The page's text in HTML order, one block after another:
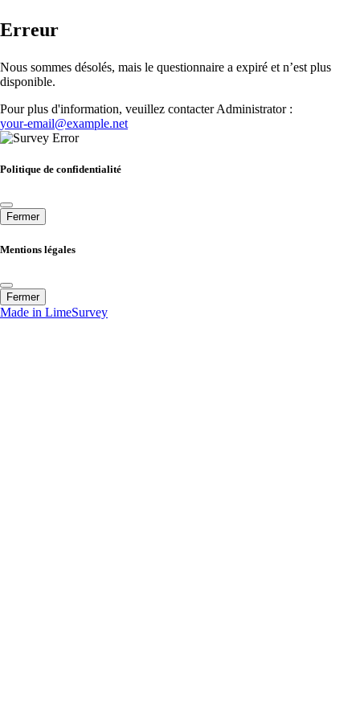
Erreur
Nous sommes désolés, mais le questionnaire a expiré et n’est plus
disponible.
Pour plus d'information, veuillez contacter Administrator :
your-email@example.net
Politique de confidentialité
Fermer
Mentions légales
Fermer
Made in LimeSurvey